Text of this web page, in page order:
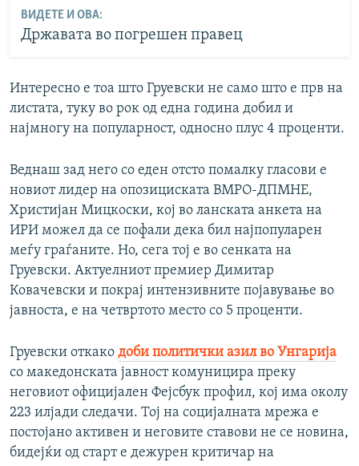
ВИДЕТЕ И ОВА:
Државата во погрешен правец
Интересно е тоа што Груевски не само што е прв на
листата, туку во рок од една година добил и
најмногу на популарност, односно плус 4 проценти.
Веднаш зад него со еден отсто помалку гласови е
новиот лидер на опозициската ВМРО-ДПМНЕ,
Христијан Мицкоски, кој во ланската анкета на
ИРИ можел да се пофали дека бил најпопуларен
меѓу граѓаните. Но, сега тој е во сенката на
Груевски. Актуелниот премиер Димитар
Ковачевски и покрај интензивните појавување во
јавноста, е на четвртото место со 5 проценти.
Груевски откако доби политички азил во Унгарија
со македонската јавност комуницира преку
неговиот официјален Фејсбук профил, кој има околу
223 илјади следачи. Тој на социјалната мрежа е
постојано активен и неговите ставови не се новина,
бидејќи од старт е дежурен критичар на